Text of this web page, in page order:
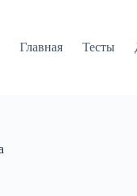
Главная Тесты